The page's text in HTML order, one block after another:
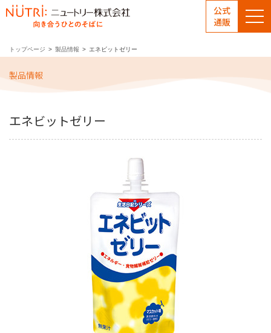
公式
通販
トップページ 製品情報 エネビットゼリー
製品情報
エネビットゼリー